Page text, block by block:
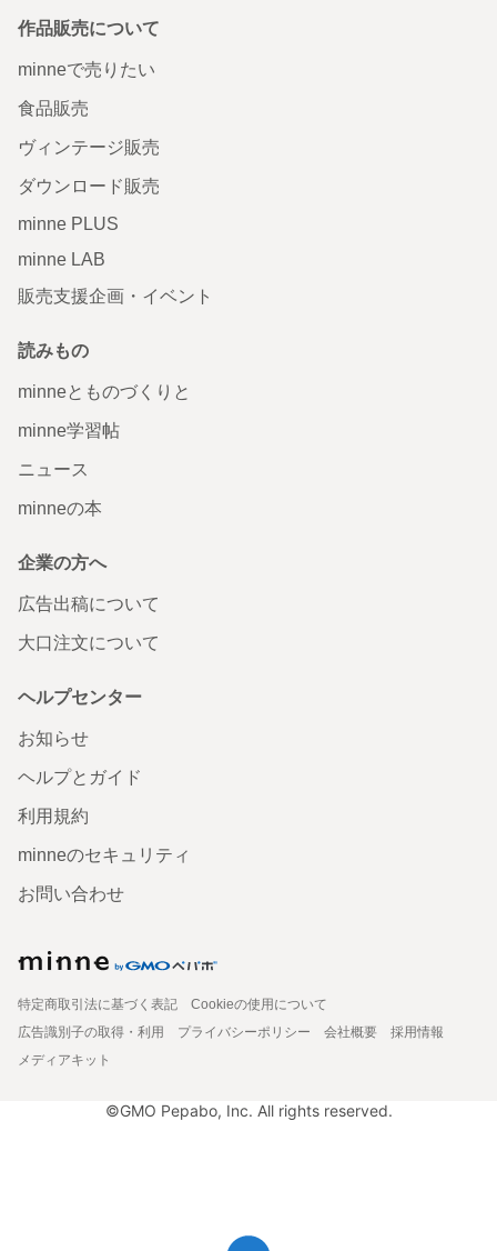
作品販売について
minneで売りたい
食品販売
ヴィンテージ販売
ダウンロード販売
minne PLUS
minne LAB
販売支援企画・イベント
読みもの
minneとものづくりと
minne学習帖
ニュース
minneの本
企業の方へ
広告出稿について
大口注文について
ヘルプセンター
お知らせ
ヘルプとガイド
利用規約
minneのセキュリティ
お問い合わせ
特定商取引法に基づく表記
Cookieの使用について
広告識別子の取得・利用
プライバシーポリシー 会社概要
採用情報
メディアキット
©GMO Pepabo, Inc. All rights reserved.